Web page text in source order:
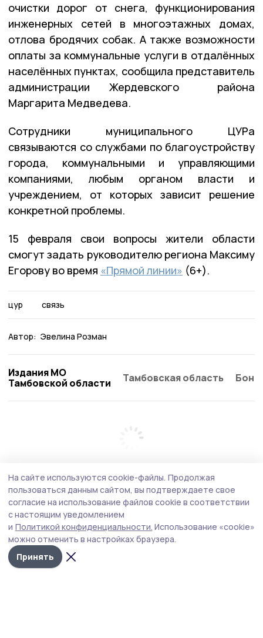
очистки дорог от снега, функционирования
инженерных сетей в многоэтажных домах,
отлова бродячих собак. А также возможности
оплаты за коммунальные услуги в отдалённых
населённых пунктах, сообщила представитель
администрации Жердевского района
Маргарита Медведева.
Сотрудники муниципального ЦУРа
связываются со службами по благоустройству
города, коммунальными и управляющими
компаниями, любым органом власти и
учреждением, от которых зависит решение
конкретной проблемы.
15 февраля свои вопросы жители области
смогут задать руководителю региона Максиму
Егорову во время «Прямой линии» (6+).
цур связь
Автор: Эвелина Розман
Издания МО
Тамбовской области
Тамбовская область
На сайте используются cookie-файлы. Продолжая
пользоваться данным сайтом, вы подтверждаете свое
согласие на использование файлов cookie в соответствии
с настоящим уведомлением
и Политикой конфиденциальности. Использование «cookie»
можно отменить в настройках браузера.
Принять